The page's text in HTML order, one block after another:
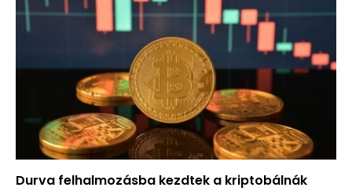
Durva felhalmozásba kezdtek a kriptobálnák